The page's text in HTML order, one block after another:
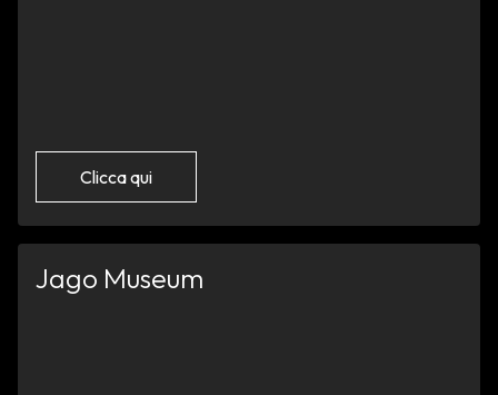
Clicca qui
Jago Museum